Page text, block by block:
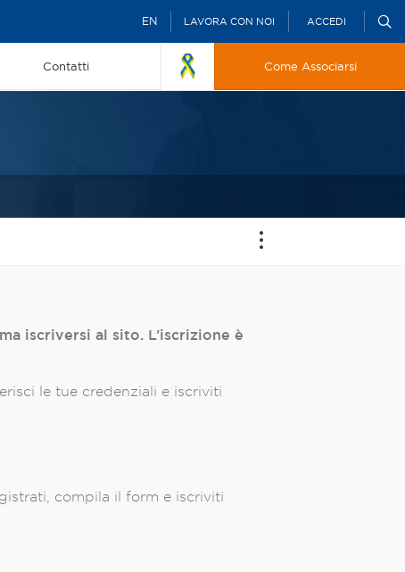
EN LAVORA CON NOI ACCEDI
Contatti Come Associarsi
iscriversi al sito. L’iscrizione è
le tue credenziali e iscriviti
compila il form e iscriviti